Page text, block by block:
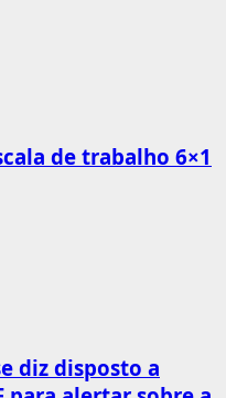
de trabalho 6×1
diz disposto a